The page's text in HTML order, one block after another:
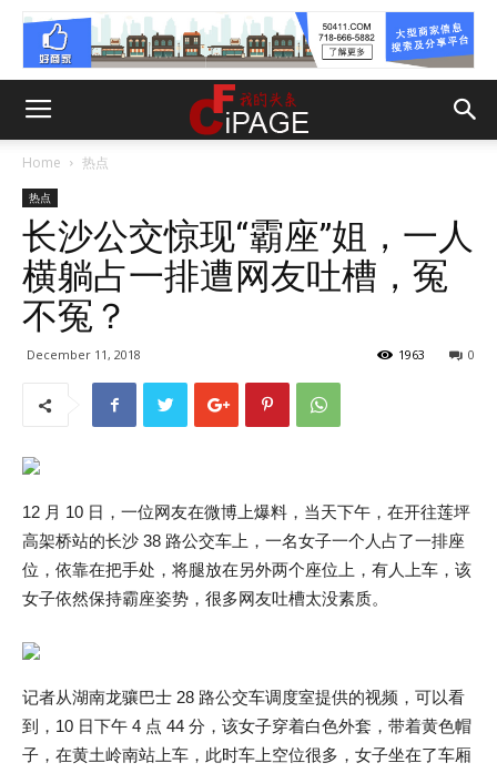
Home 热点
热点
长沙公交惊现“霸座”姐，一人
横躺占一排遭网友吐槽，冤
不冤？
December 11, 2018 0
1963
12 月 10 日，一位网友在微博上爆料，当天下午，在开往莲坪
高架桥站的长沙 38 路公交车上，一名女子一个人占了一排座
位，依靠在把手处，将腿放在另外两个座位上，有人上车，该
女子依然保持霸座姿势，很多网友吐槽太没素质。
记者从湖南龙骧巴士 28 路公交车调度室提供的视频，可以看
到，10 日下午 4 点 44 分，该女子穿着白色外套，带着黄色帽
子，在黄土岭南站上车，此时车上空位很多，女子坐在了车厢